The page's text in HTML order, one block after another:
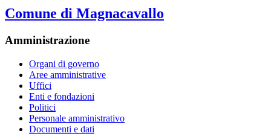
Comune di Magnacavallo
Amministrazione
Organi di governo
Aree amministrative
Uffici
Enti e fondazioni
Politici
Personale amministrativo
Documenti e dati